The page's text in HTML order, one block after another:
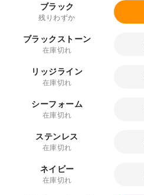
ブラック
残りわずか
ブラックストーン
在庫切れ
リッジライン
在庫切れ
シーフォーム
在庫切れ
ステンレス
在庫切れ
ネイビー
在庫切れ